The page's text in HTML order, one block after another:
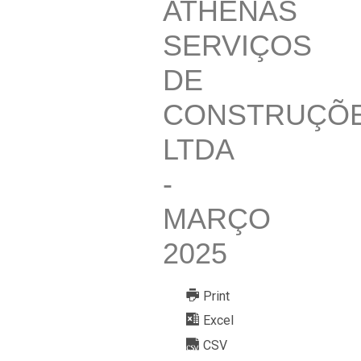
ATHENAS
SERVIÇOS
DE
LTDA
-
MARÇO
2025
Print
Excel
CSV